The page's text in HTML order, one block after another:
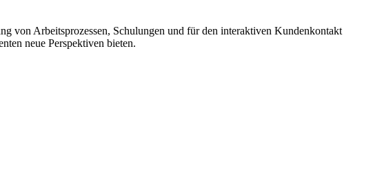
von Arbeitsprozessen, Schulungen und für den interaktiven Kundenkontakt
neue Perspektiven bieten.